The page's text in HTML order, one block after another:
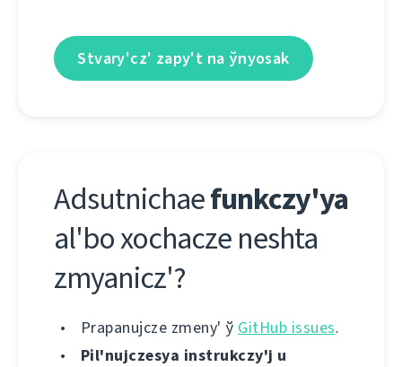
Stvary'cz' zapy't na ўnyosak
Adsutnіchaefunkczy'ya
al'bo xochacze neshta
zmyanіcz'?
Prapanujcze zmeny' ў GitHub issues.
Pіl'nujczesya іnstrukczy'j u